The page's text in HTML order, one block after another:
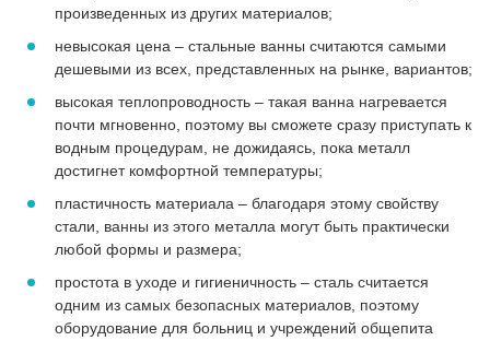
произведенных из других материалов;
невысокая цена – стальные ванны считаются самыми
дешевыми из всех, представленных на рынке, вариантов;
высокая теплопроводность – такая ванна нагревается
почти мгновенно, поэтому вы сможете сразу приступать к
водным процедурам, не дожидаясь, пока металл
достигнет комфортной температуры;
пластичность материала – благодаря этому свойству
стали, ванны из этого металла могут быть практически
любой формы и размера;
простота в уходе и гигиеничность – сталь считается
одним из самых безопасных материалов, поэтому
оборудование для больниц и учреждений общепита